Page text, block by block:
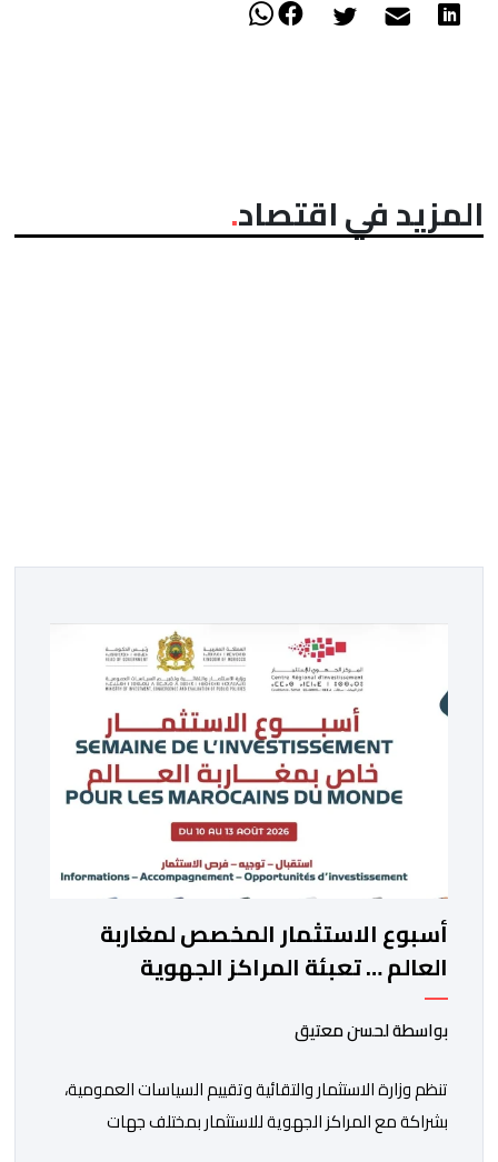
المزيد في اقتصاد
أسبوع الاستثمار المخصص لمغاربة
العالم … تعبئة المراكز الجهوية
للاستثمار لمواكبة مشاريع مغاربة
العالم
بواسطة لحسن معتيق
تنظم وزارة الاستثمار والتقائية وتقييم السياسات العمومية،
بشراكة مع المراكز الجهوية للاستثمار بمختلف جهات